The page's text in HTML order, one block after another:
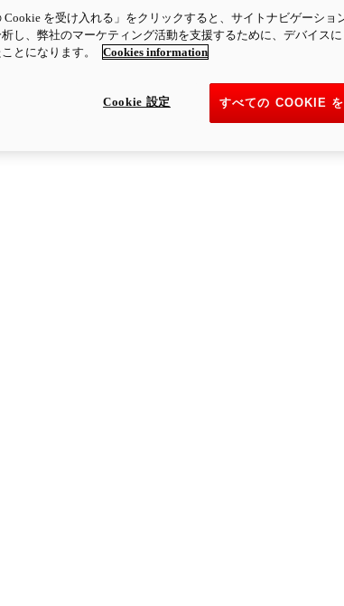
Cookie を受け入れる」をクリックすると、サイトナビゲーショ
し、弊社のマーケティング活動を支援するために、デバイス
とになります。
Cookies information
すべての COOKIE
Cookie 設定